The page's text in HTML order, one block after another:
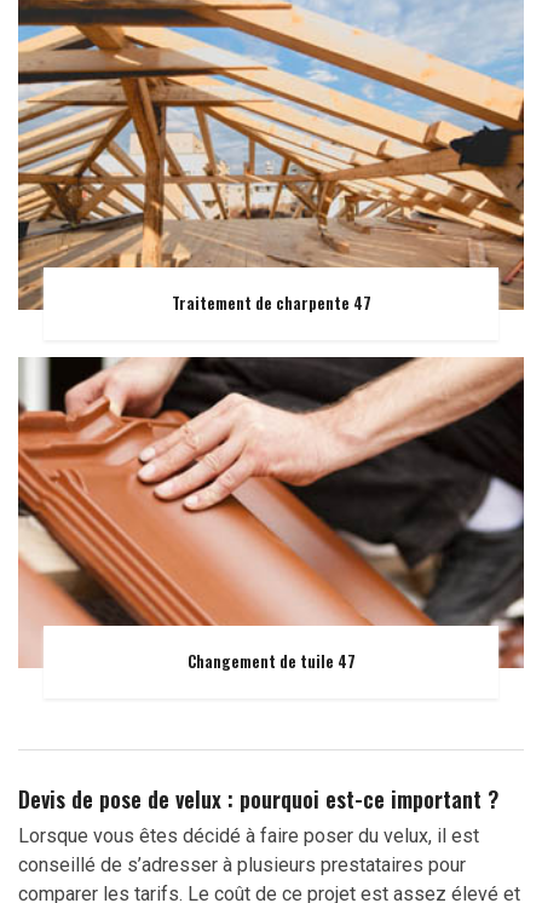
Traitement de charpente 47
Changement de tuile 47
Devis de pose de velux : pourquoi est-ce important ?
Lorsque vous êtes décidé à faire poser du velux, il est
conseillé de s’adresser à plusieurs prestataires pour
comparer les tarifs. Le coût de ce projet est assez élevé et